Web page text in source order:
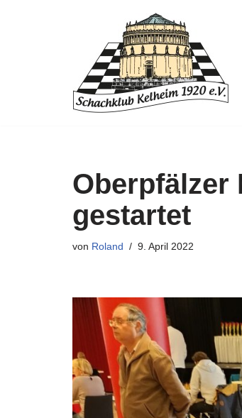
Oberpfälzer
gestartet
von Roland 9. April 2022